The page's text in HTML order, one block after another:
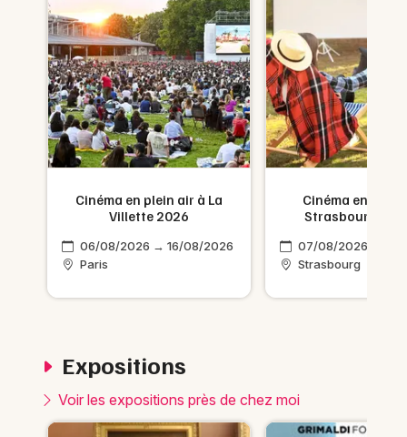
Cinéma en plein air à La
Villette 2026
06/08/2026 → 16/08/2026
Paris
Cinéma en plein
Strasbourg en
07/08/2026 → 28/
Strasbourg
Expositions
Voir les expositions près de chez moi